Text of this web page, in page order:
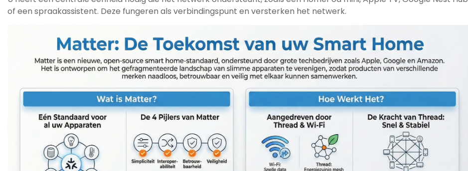
of een spraakassistent. Deze fungeren als verbindingspunt en versterken het netwerk.